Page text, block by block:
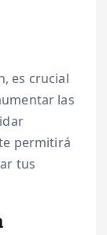
es crucial
las
permitirá
tus